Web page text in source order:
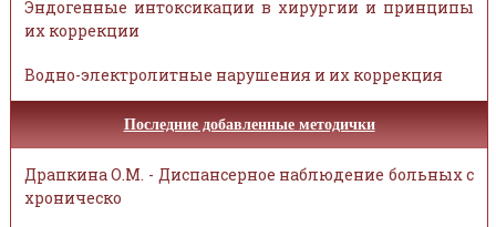
Эндогенные интоксикации в хирургии и принципы
их коррекции
Водно-электролитные нарушения и их коррекция
Последние добавленные методички
Драпкина О.М. - Диспансерное наблюдение больных с
хроническо